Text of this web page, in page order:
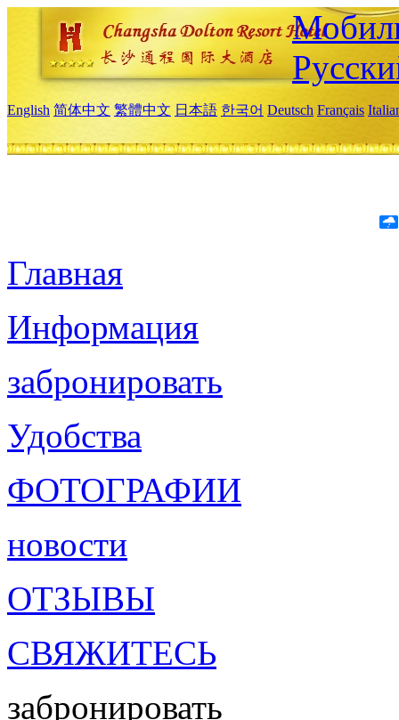
English 简体中文 繁體中文 日本語 한국어 Deutsch Français
Главная
Информация
забронировать
Удобства
ФОТОГРАФИИ
новости
ОТЗЫВЫ
СВЯЖИТЕСЬ
забронировать